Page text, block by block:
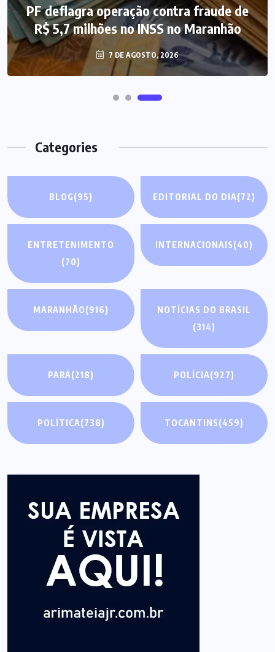
PF deflagra operação contra fraude de
R$ 5,7 milhões no INSS no Maranhão
7 DE AGOSTO, 2026
Mega-Sena 3.041 acumula, e prêmio
estimado chega a R$ 165 milhões
7 DE AGOSTO, 2026
Categories
BLOG(95) EDITORIAL DO DIA(72)
ENTRETENIMENTO
(70)
INTERNACIONAIS(40)
MARANHÃO(916)
NOTÍCIAS DO BRASIL
(314)
PARÁ(218) POLÍCIA(927)
POLÍTICA(738) TOCANTINS(459)